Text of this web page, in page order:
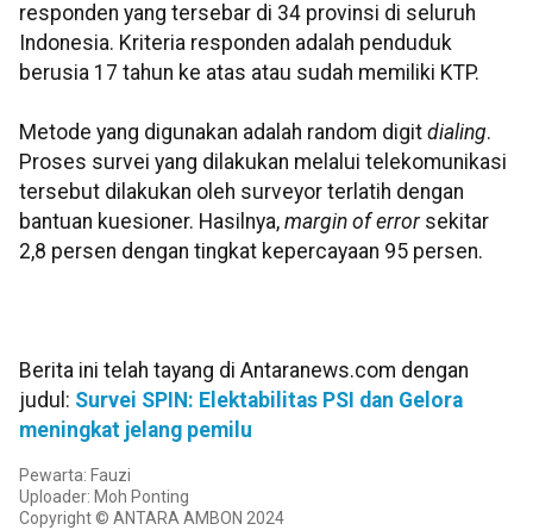
responden yang tersebar di 34 provinsi di seluruh
Indonesia. Kriteria responden adalah penduduk
berusia 17 tahun ke atas atau sudah memiliki KTP.
Metode yang digunakan adalah random digit dialing.
Proses survei yang dilakukan melalui telekomunikasi
tersebut dilakukan oleh surveyor terlatih dengan
bantuan kuesioner. Hasilnya, margin of errorsekitar
2,8 persen dengan tingkat kepercayaan 95 persen.
Berita ini telah tayang di Antaranews.com dengan
judul: Survei SPIN: Elektabilitas PSI dan Gelora
meningkat jelang pemilu
Pewarta: Fauzi
Uploader: Moh Ponting
Copyright © ANTARA AMBON 2024